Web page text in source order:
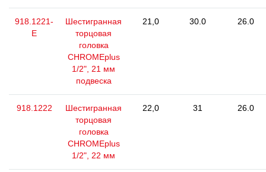
918.1221-
E
Шестигранная
торцовая
головка
CHROMEplus
1/2", 21 мм
подвеска
21,0 30.0 26.0
918.1222
Шестигранная
торцовая
головка
CHROMEplus
1/2", 22 мм
22,0 31 26.0